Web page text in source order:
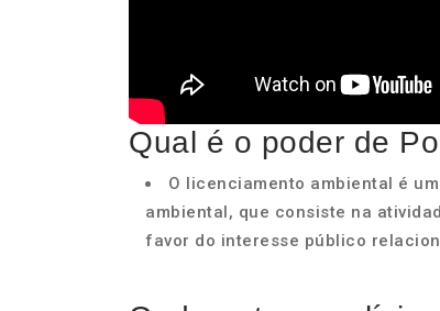
Qual é o poder de
O licenciamento ambiental é
ambiental, que consiste na
favor do interesse público